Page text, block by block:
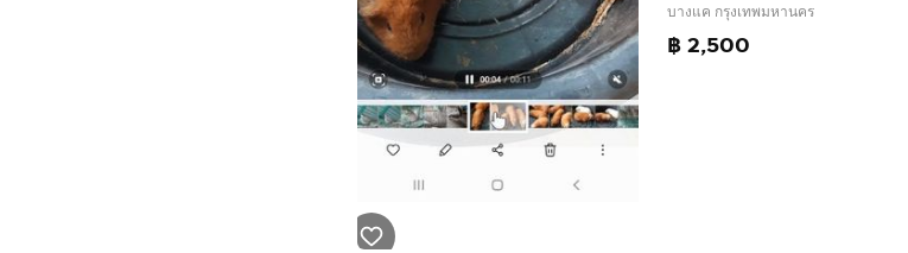
บางแค กรุงเทพมหานคร
฿ 2,500